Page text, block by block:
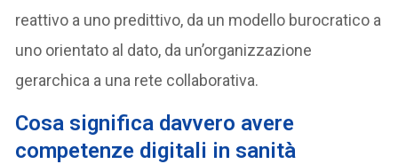
reattivo a uno predittivo, da un modello burocratico a
uno orientato al dato, da un’organizzazione
gerarchica a una rete collaborativa.
Cosa significa davvero avere
competenze digitali in sanità